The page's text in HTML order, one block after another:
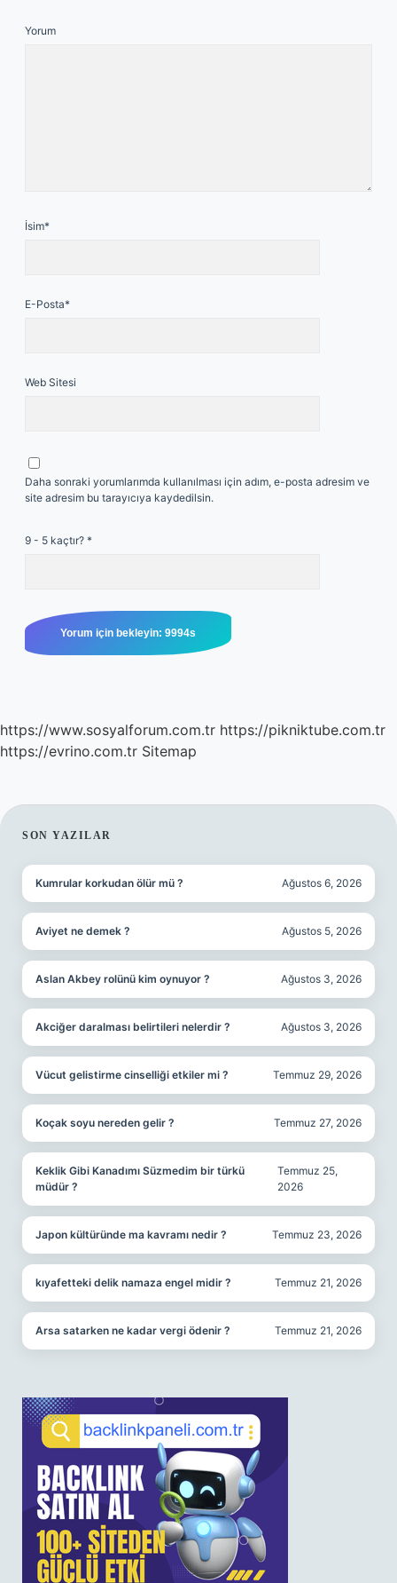
Yorum
İsim*
E-Posta*
Web Sitesi
Daha sonraki yorumlarımda kullanılması için adım, e-posta adresim ve
site adresim bu tarayıcıya kaydedilsin.
9 - 5 kaçtır? *
https://www.sosyalforum.com.tr https://pikniktube.com.tr
https://evrino.com.tr Sitemap
SIDEBAR
SON YAZILAR
Kumrular korkudan ölür mü ? Ağustos 6, 2026
Aviyet ne demek ? Ağustos 5, 2026
Aslan Akbey rolünü kim oynuyor ? Ağustos 3, 2026
Akciğer daralması belirtileri nelerdir ? Ağustos 3, 2026
Vücut gelistirme cinselliği etkiler mi ? Temmuz 29, 2026
Koçak soyu nereden gelir ? Temmuz 27, 2026
Keklik Gibi Kanadımı Süzmedim bir türkü
müdür ?
Temmuz 25,
2026
Japon kültüründe ma kavramı nedir ? Temmuz 23, 2026
kıyafetteki delik namaza engel midir ? Temmuz 21, 2026
Arsa satarken ne kadar vergi ödenir ? Temmuz 21, 2026